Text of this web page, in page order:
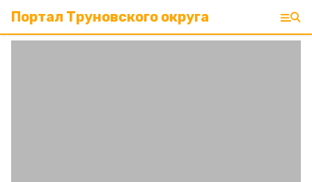
Портал Труновского округа